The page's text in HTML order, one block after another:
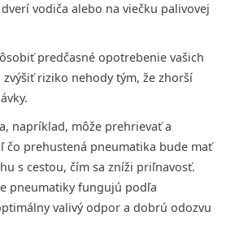
vodiča alebo na viečku palivovej
predčasné opotrebenie vašich
riziko nehody tým, že zhorší
napríklad, môže prehrievať a
čo prehustená pneumatika bude mať
s cestou, čím sa zníži priľnavosť.
pneumatiky fungujú podľa
valivý odpor a dobrú odozvu